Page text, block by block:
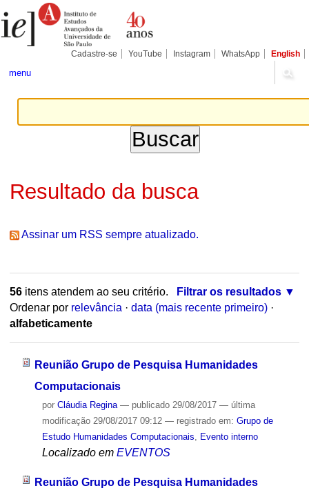
para
conteúdo.
Pessoais
Cadastre-se YouTube Instagram WhatsApp English
menu
Resultado da busca
Assinar um RSS sempre atualizado.
56itens atendem ao seu critério.
Filtrar os resultados
Ordenar por relevância · data (mais recente primeiro) ·
alfabeticamente
Reunião Grupo de Pesquisa Humanidades
Computacionais
por Cláudia Regina — publicado29/08/2017 — última
modificação29/08/2017 09:12 — registrado em: Grupo de
Estudo Humanidades Computacionais
Evento interno
Localizado em EVENTOS
Reunião Grupo de Pesquisa Humanidades